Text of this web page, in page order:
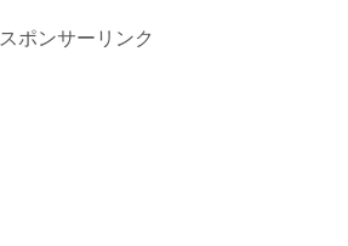
スポンサーリンク